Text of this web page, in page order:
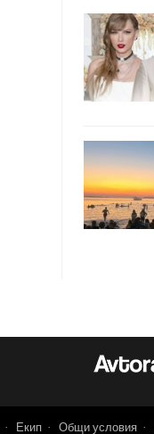
Екип Общи условия